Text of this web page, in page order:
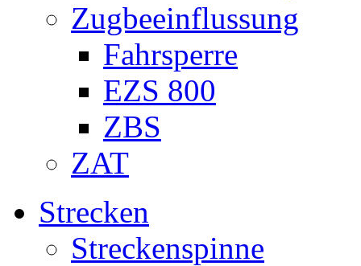
Zugbeeinflussung
Fahrsperre
EZS 800
ZBS
ZAT
Strecken
Streckenspinne